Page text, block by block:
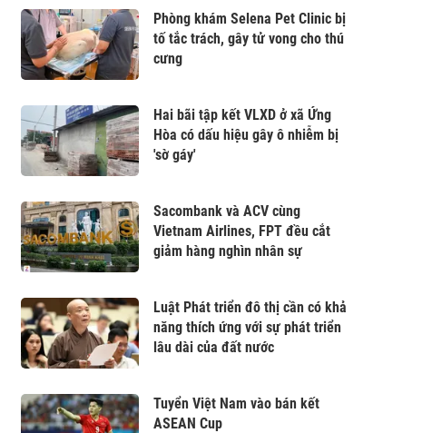
Phòng khám Selena Pet Clinic bị
tố tắc trách, gây tử vong cho thú
cưng
Hai bãi tập kết VLXD ở xã Ứng
Hòa có dấu hiệu gây ô nhiễm bị
'sờ gáy'
Sacombank và ACV cùng
Vietnam Airlines, FPT đều cắt
giảm hàng nghìn nhân sự
Luật Phát triển đô thị cần có khả
năng thích ứng với sự phát triển
lâu dài của đất nước
Tuyển Việt Nam vào bán kết
ASEAN Cup